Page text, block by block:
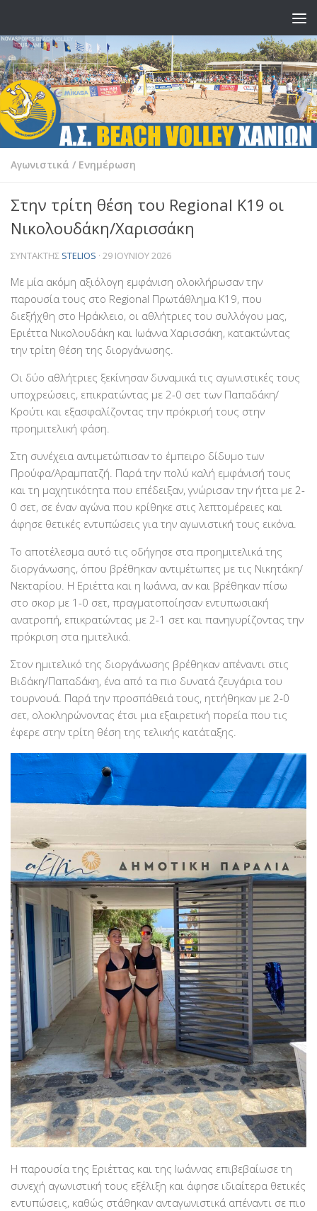
Αγωνιστικά / Ενημέρωση
Στην τρίτη θέση του Regional K19 οι
Νικολουδάκη/Χαρισσάκη
ΣΥΝΤΆΚΤΗΣ STELIOS · 29 ΙΟΥΝΊΟΥ 2026
Με μία ακόμη αξιόλογη εμφάνιση ολοκλήρωσαν την
παρουσία τους στο Regional Πρωτάθλημα Κ19, που
διεξήχθη στο Ηράκλειο, οι αθλήτριες του συλλόγου μας,
Εριέττα Νικολουδάκη και Ιωάννα Χαρισσάκη, κατακτώντας
την τρίτη θέση της διοργάνωσης.
Οι δύο αθλήτριες ξεκίνησαν δυναμικά τις αγωνιστικές τους
υποχρεώσεις, επικρατώντας με 2-0 σετ των Παπαδάκη/
Κρούτι και εξασφαλίζοντας την πρόκρισή τους στην
προημιτελική φάση.
Στη συνέχεια αντιμετώπισαν το έμπειρο δίδυμο των
Προύφα/Αραμπατζή. Παρά την πολύ καλή εμφάνισή τους
και τη μαχητικότητα που επέδειξαν, γνώρισαν την ήττα με 2-
0 σετ, σε έναν αγώνα που κρίθηκε στις λεπτομέρειες και
άφησε θετικές εντυπώσεις για την αγωνιστική τους εικόνα.
Το αποτέλεσμα αυτό τις οδήγησε στα προημιτελικά της
διοργάνωσης, όπου βρέθηκαν αντιμέτωπες με τις Νικητάκη/
Νεκταρίου. Η Εριέττα και η Ιωάννα, αν και βρέθηκαν πίσω
στο σκορ με 1-0 σετ, πραγματοποίησαν εντυπωσιακή
ανατροπή, επικρατώντας με 2-1 σετ και πανηγυρίζοντας την
πρόκριση στα ημιτελικά.
Στον ημιτελικό της διοργάνωσης βρέθηκαν απέναντι στις
Βιδάκη/Παπαδάκη, ένα από τα πιο δυνατά ζευγάρια του
τουρνουά. Παρά την προσπάθειά τους, ηττήθηκαν με 2-0
σετ, ολοκληρώνοντας έτσι μια εξαιρετική πορεία που τις
έφερε στην τρίτη θέση της τελικής κατάταξης.
Η παρουσία της Εριέττας και της Ιωάννας επιβεβαίωσε τη
συνεχή αγωνιστική τους εξέλιξη και άφησε ιδιαίτερα θετικές
εντυπώσεις, καθώς στάθηκαν ανταγωνιστικά απέναντι σε πιο